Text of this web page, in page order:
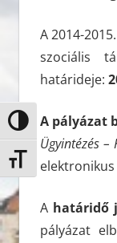
Nagy kontraszt
Betűméret váltása
A 2014-
szociális
határideje:
A pályázat
Ügyintézés –
A határidő
pályázat